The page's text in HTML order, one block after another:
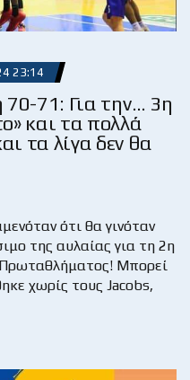
23:14
71: Για την… 3η
και τα πολλά
τα λίγα δεν θα
ότι θα γινόταν
της αυλαίας για τη 2η
Μπορεί
χωρίς τους Jacobs,